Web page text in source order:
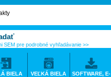
SEM pre podrobné vyhľadávanie >>
BIELA
VEĽKÁ BIELA
SOFTWARE, E-